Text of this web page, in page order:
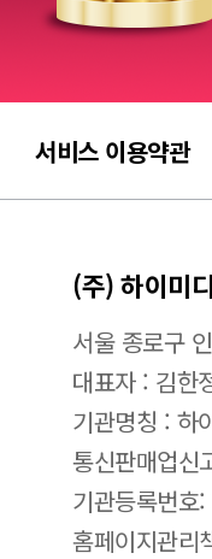
서비스 이용약관
(주) 하이미
서울 종로구
대표자 : 김한
기관명칭 : 하
통신판매업신
기관등록번호
홈페이지관리